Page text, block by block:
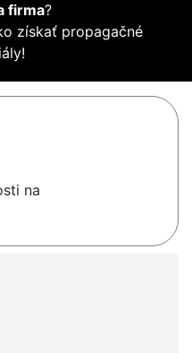
firma?
získať propagačné
na